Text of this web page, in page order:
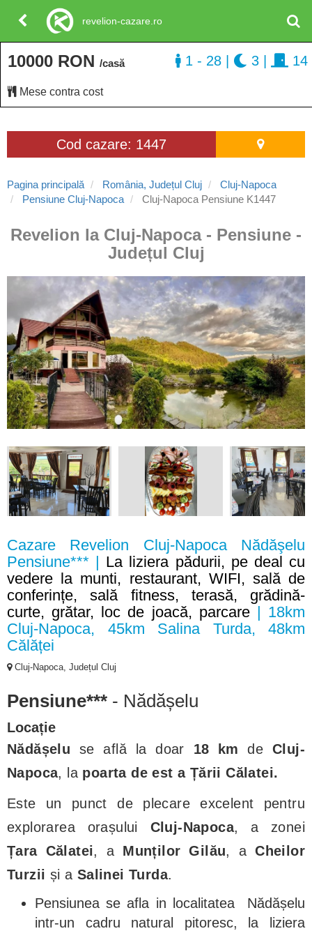
Cod cazare: 1447
Pagina principală România, Județul Cluj
Cluj-Napoca
Pensiune Cluj-Napoca
Cluj-Napoca Pensiune K1447
Revelion la Cluj-Napoca - Pensiune -
Județul Cluj
Cazare Revelion Cluj-Napoca Nădăşelu
Pensiune*** | La liziera pădurii, pe deal cu
vedere la munti, restaurant, WIFI, sală de
conferințe, sală fitness, terasă, grădină-
curte, grătar, loc de joacă, parcare| 18km
Cluj-Napoca, 45km Salina Turda, 48km
Călăței
Cluj-Napoca, Județul Cluj
Pensiune*** - Nădășelu
Locație
Nădășelu se află la doar 18 km de Cluj-
Napoca, la poarta de est a Țării Călatei.
Este un punct de plecare excelent pentru
explorarea orașului Cluj-Napoca, a zonei
Țara Călatei, a Munților Gilău, aCheilor
Turzii și a Salinei Turda.
Pensiunea se afla in localitatea Nădășelu
intr-un cadru natural pitoresc, la liziera
10000 RON /casă
Mese contra cost
1 - 28 3 14
revelion-cazare.ro